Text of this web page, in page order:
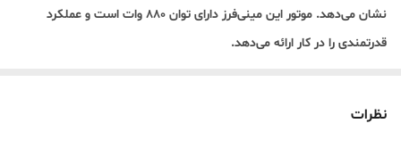
نشان می‌دهد. موتور این مینی‌فرز دارای توان 880 وات است و عملکرد
قدرتمندی را در کار ارائه می‌دهد.
نظرات